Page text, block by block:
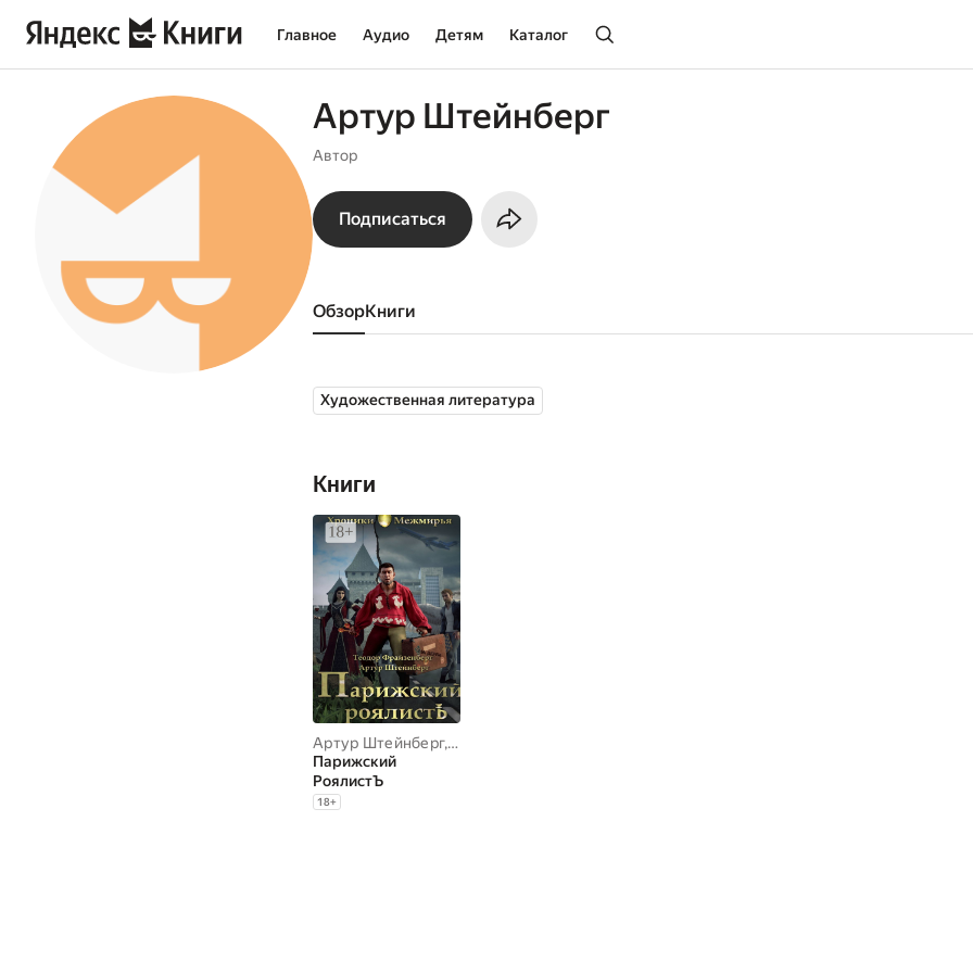
Главное Аудио Детям Каталог
Артур Штейнберг
Автор
Подписаться
Обзор книги
Художественная литература
Книги
Артур Штейнберг, Теодор Фрайзенберг
Парижский
РоялистЪ
18+